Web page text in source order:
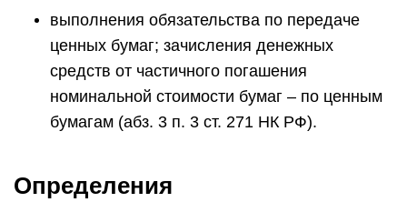
выполнения обязательства по передаче
ценных бумаг; зачисления денежных
средств от частичного погашения
номинальной стоимости бумаг – по ценным
бумагам (абз. 3 п. 3 ст. 271 НК РФ).
Определения